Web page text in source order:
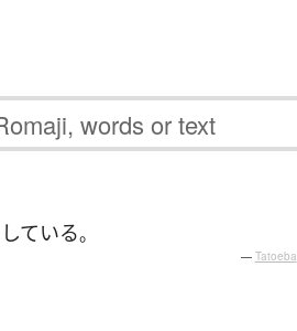
している。
— Tatoeba